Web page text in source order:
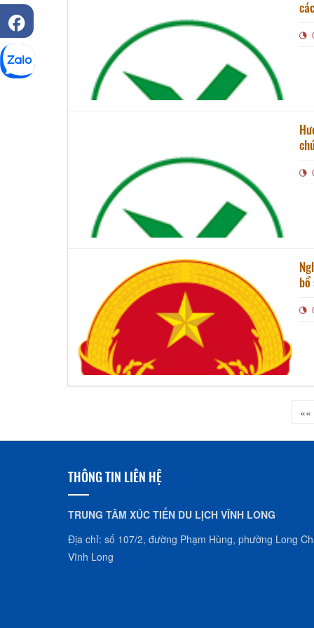
bổ
««
THÔNG TIN LIÊN HỆ
TRUNG TÂM XÚC TIẾN DU LỊCH VĨNH LONG
Địa chỉ: số 107/2, đường Phạm Hùng, phường Long
Vĩnh Long